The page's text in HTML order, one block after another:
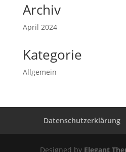
Archiv
April 2024
Kategorie
Allgemein
Datenschutzerklärung
Designed by Elegant